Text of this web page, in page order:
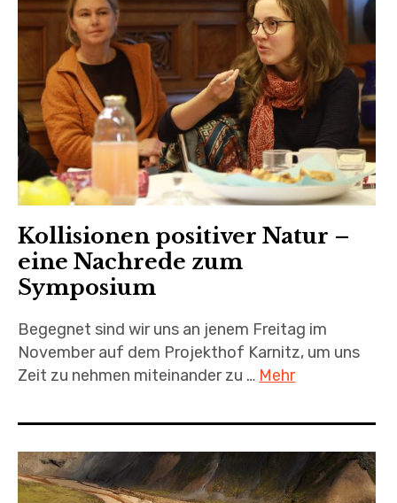
Kollisionen positiver Natur –
eine Nachrede zum
Symposium
Begegnet sind wir uns an jenem Freitag im
November auf dem Projekthof Karnitz, um uns
Zeit zu nehmen miteinander zu … Mehr